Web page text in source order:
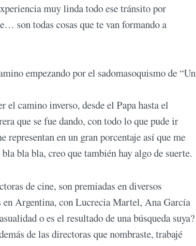
muy linda todo ese tránsito por
son todas cosas que te van formando a
empezando por el sadomasoquismo de “Un
camino inverso, desde el Papa hasta el
que se fue dando, con todo lo que pude ir
representan en un gran porcentaje así que me
bla bla, creo que también hay algo de suerte.
de cine, son premiadas en diversos
en Argentina, con Lucrecia Martel, Ana García
o es el resultado de una búsqueda suya?
de las directoras que nombraste, trabajé